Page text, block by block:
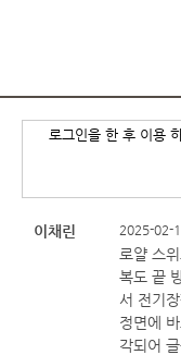
이채린 2025-02-
로얄 스
복도 끝
서 전기
정면에
각되어